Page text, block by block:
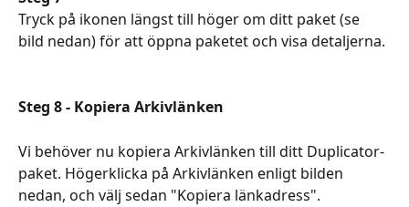
Tryck på ikonen längst till höger om ditt paket (se
bild nedan) för att öppna paketet och visa detaljerna.
Steg 8 - Kopiera Arkivlänken
Vi behöver nu kopiera Arkivlänken till ditt Duplicator-
paket. Högerklicka på Arkivlänken enligt bilden
nedan, och välj sedan "Kopiera länkadress".